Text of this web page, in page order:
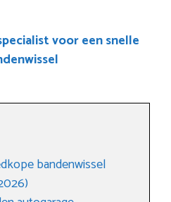
voor een snelle
bandenwissel